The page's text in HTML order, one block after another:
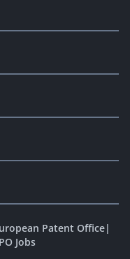
Patent Office|
Jobs